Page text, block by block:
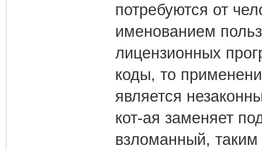
потребуются от
именованием
лицензионных
коды, то
является
кот-ая заменяет
взломанный, таким